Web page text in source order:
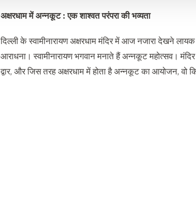
अक्षरधाम में अन्नकूट : एक शाश्वत परंपरा की भव्यता
दिल्ली के स्वामीनारायण अक्षरधाम मंदिर में आज नजारा देखने
आराधना। स्वामीनारायण भगवान मनाते हैं अन्नकूट महोत्सव।
द्वार, और जिस तरह अक्षरधाम में होता है अन्नकूट का आयोजन,